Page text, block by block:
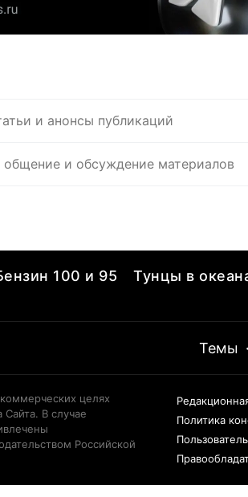
и анонсы публикаций
и обсуждение материалов
100 и 95 Тунцы в
Темы ·
целях
В случае
Российской
Политика